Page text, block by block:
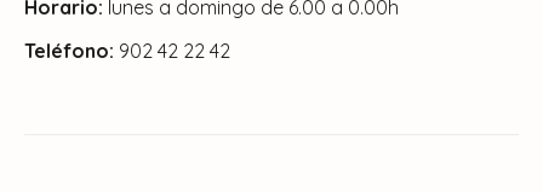
Horario: lunes a domingo de 6.00 a 0.00h
Teléfono: 902 42 22 42